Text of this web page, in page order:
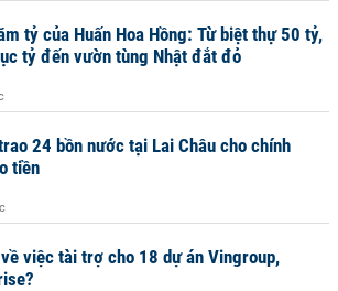
tỷ của Huấn Hoa Hồng: Từ biệt thự 50 tỷ,
tỷ đến vườn tùng Nhật đắt đỏ
24 bồn nước tại Lai Châu cho chính
tiền
việc tài trợ cho 18 dự án Vingroup,